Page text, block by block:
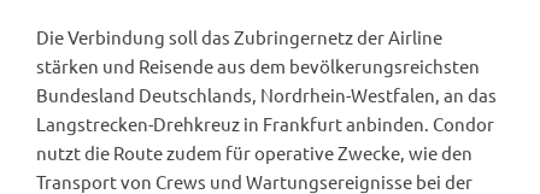
Die Verbindung soll das Zubringernetz der Airline
stärken und Reisende aus dem bevölkerungsreichsten
Bundesland Deutschlands, Nordrhein-Westfalen, an das
Langstrecken-Drehkreuz in Frankfurt anbinden. Condor
nutzt die Route zudem für operative Zwecke, wie den
Transport von Crews und Wartungsereignisse bei der